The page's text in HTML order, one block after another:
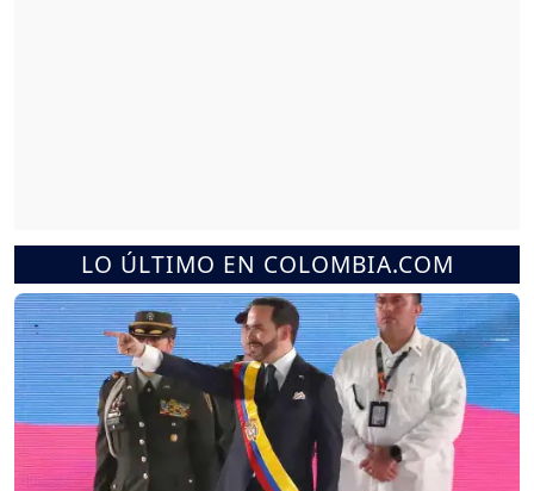
LO ÚLTIMO EN COLOMBIA.COM